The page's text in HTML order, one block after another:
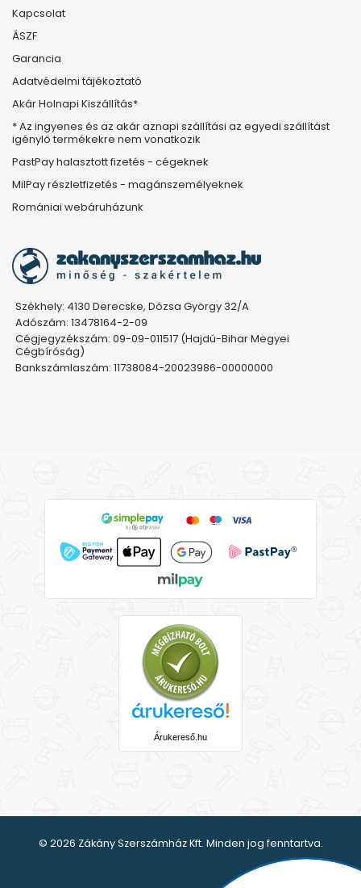
Kapcsolat
ÁSZF
Garancia
Adatvédelmi tájékoztató
Akár Holnapi Kiszállítás*
* Az ingyenes és az akár aznapi szállítási az egyedi szállítást
igénylő termékekre nem vonatkozik
PastPay halasztott fizetés - cégeknek
MilPay részletfizetés - magánszemélyeknek
Romániai webáruházunk
Székhely: 4130 Derecske, Dózsa György 32/A
Adószám: 13478164-2-09
Cégjegyzékszám: 09-09-011517 (Hajdú-Bihar Megyei
Cégbíróság)
Bankszámlaszám: 11738084-20023986-00000000
Árukereső.hu
© 2026 Zákány Szerszámház Kft. Minden jog fenntartva.